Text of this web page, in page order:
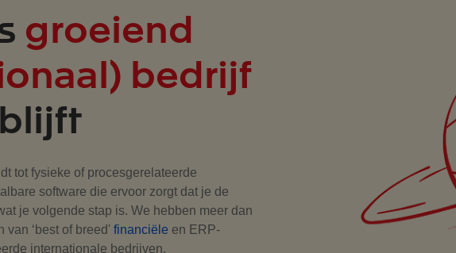
groeiend
bedrijf
tot fysieke of procesgerelateerde
software die ervoor zorgt dat je de
je volgende stap is. We hebben meer dan
van ‘best of breed' financiële en ERP-
internationale bedrijven.